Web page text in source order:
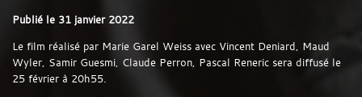
Publié le 31 janvier 2022
Le film réalisé par Marie Garel Weiss avec Vincent Deniard, Maud
Wyler, Samir Guesmi, Claude Perron, Pascal Reneric sera diffusé le
25 février à 20h55.